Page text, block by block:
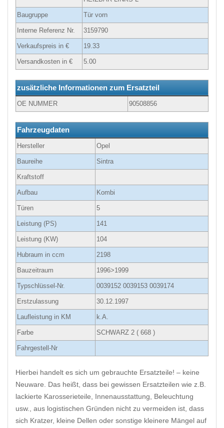
Baugruppe Tür vorn
Interne Referenz Nr. 3159790
Verkaufspreis in € 19.33
Versandkosten in € 5.00
zusätzliche Informationen zum Ersatzteil
OE NUMMER 90508856
Fahrzeugdaten
Hersteller Opel
Baureihe Sintra
Kraftstoff
Aufbau Kombi
Türen 5
Leistung (PS) 141
Leistung (KW) 104
Hubraum in ccm 2198
Bauzeitraum 1996>1999
Typschlüssel-Nr. 0039152 0039153 0039174
Erstzulassung 30.12.1997
Laufleistung in KM k.A.
Farbe SCHWARZ 2 ( 668 )
Fahrgestell-Nr
Hierbei handelt es sich um gebrauchte Ersatzteile! – keine
Neuware. Das heißt, dass bei gewissen Ersatzteilen wie z.B.
lackierte Karosserieteile, Innenausstattung, Beleuchtung
usw., aus logistischen Gründen nicht zu vermeiden ist, dass
sich Kratzer, kleine Dellen oder sonstige kleinere Mängel auf